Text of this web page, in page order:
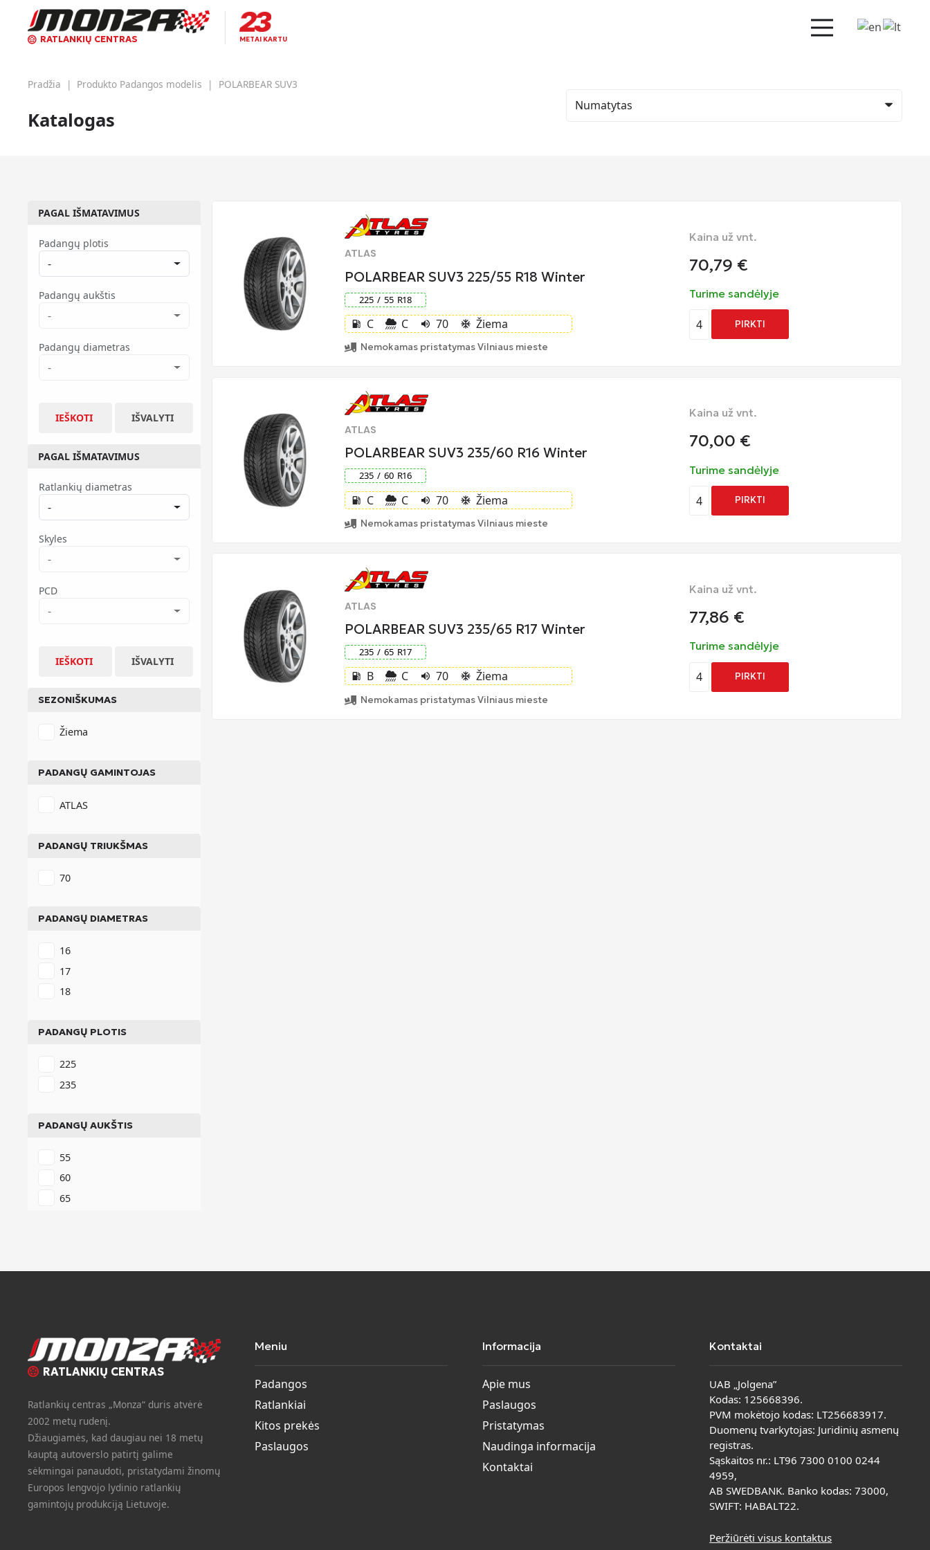
RATLANKIŲ CENTRAS METAI KARTU
Pradžia | Produkto Padangos modelis | POLARBEAR SUV3
Katalogas
PAGAL IŠMATAVIMUS
Padangų plotis
-
Padangų aukštis
-
Padangų diametras
-
IEŠKOTI IŠVALYTI
PAGAL IŠMATAVIMUS
Ratlankių diametras
-
Skyles
-
PCD
-
IEŠKOTI IŠVALYTI
SEZONIŠKUMAS
Žiema
PADANGŲ GAMINTOJAS
ATLAS
PADANGŲ TRIUKŠMAS
70
PADANGŲ DIAMETRAS
16
17
18
PADANGŲ PLOTIS
225
235
PADANGŲ AUKŠTIS
55
60
65
ATLAS
POLARBEAR SUV3 225/55 R18 Winter
225 / 55 R18
local_gas_station C C volume_up 70 ac_unit Žiema
Nemokamas pristatymas Vilniaus mieste
Kaina už vnt.
70,79 €
Turime sandėlyje
4 PIRKTI
ATLAS
POLARBEAR SUV3 235/60 R16 Winter
235 / 60 R16
local_gas_station C C volume_up 70 ac_unit Žiema
Nemokamas pristatymas Vilniaus mieste
Kaina už vnt.
70,00 €
Turime sandėlyje
4 PIRKTI
ATLAS
POLARBEAR SUV3 235/65 R17 Winter
235 / 65 R17
local_gas_station B C volume_up 70 ac_unit Žiema
Nemokamas pristatymas Vilniaus mieste
Kaina už vnt.
77,86 €
Turime sandėlyje
4 PIRKTI
RATLANKIŲ CENTRAS
Ratlankių centras „Monza“ duris atvėrė
2002 metų rudenį.
Džiaugiamės, kad daugiau nei 18 metų
kauptą autoverslo patirtį galime
sėkmingai panaudoti, pristatydami žinomų
Europos lengvojo lydinio ratlankių
gamintojų produkciją Lietuvoje.
Meniu
Padangos
Ratlankiai
Kitos prekės
Paslaugos
Informacija
Apie mus
Paslaugos
Pristatymas
Naudinga informacija
Kontaktai
Kontaktai
UAB „Jolgena”
Kodas: 125668396.
PVM mokėtojo kodas: LT256683917.
Duomenų tvarkytojas: Juridinių asmenų
registras.
Sąskaitos nr.: LT96 7300 0100 0244
4959,
AB SWEDBANK. Banko kodas: 73000,
SWIFT: HABALT22.
Peržiūrėti visus kontaktus